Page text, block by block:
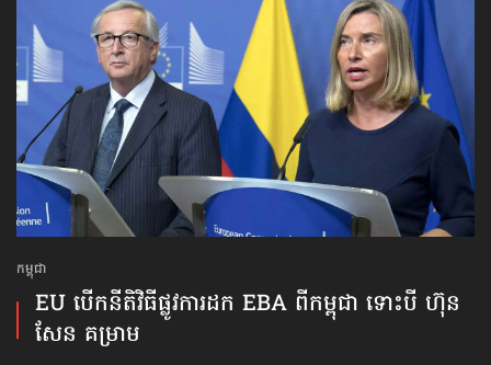
កម្ពុជា
EU បើក​នីតិវិធីផ្លូវការ​ដក EBA ពីកម្ពុជា ទោះបី ហ៊ុន
សែន គម្រាម